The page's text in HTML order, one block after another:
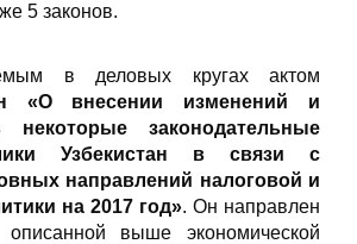
5 законов.
в деловых кругах актом
«О внесении изменений и
законодательные
Узбекистан в связи с
направлений налоговой и
на 2017 год». Он направлен
выше экономической